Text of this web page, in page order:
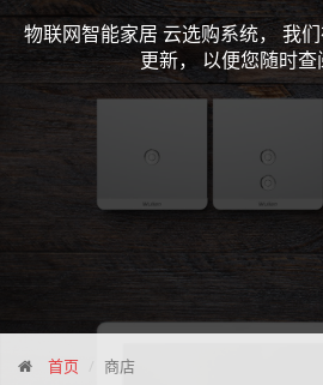
物联网智能家居 云选购系统， 我
更新， 以便您随时查
首页 商店